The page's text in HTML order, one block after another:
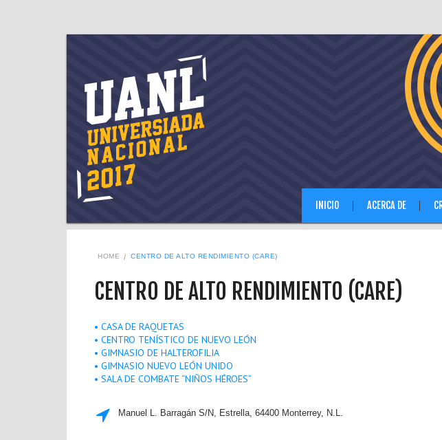
INICIO ACERCA DE
HOME CENTRO DE ALTO RENDIMIENTO (CARE)
CENTRO DE ALTO RENDIMIENTO (CARE)
• CASA DE RAQUETAS
• CENTRO TENÍSTICO DE NUEVO LEÓN
• GIMNASIO DE HALTEROFILIA
• GIMNASIO NUEVO LEÓN UNIDO
• SALA DE COMBATE “NIÑOS HÉROES”
Manuel L. Barragán S/N, Estrella, 64400 Monterrey, N.L.